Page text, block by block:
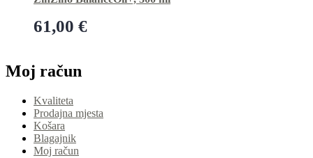
61,00 €
Moj račun
Kvaliteta
Prodajna mjesta
Košara
Blagajnik
Moj račun